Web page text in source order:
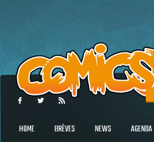
HOME BRÈVES NEWS AGENDA